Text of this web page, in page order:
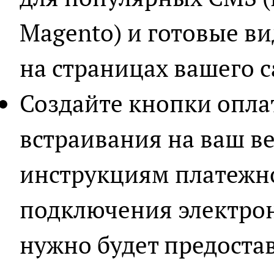
Magento) и готовые
на страницах вашего
Создайте кнопки
встраивания на ваш
инструкциям
подключения
нужно будет